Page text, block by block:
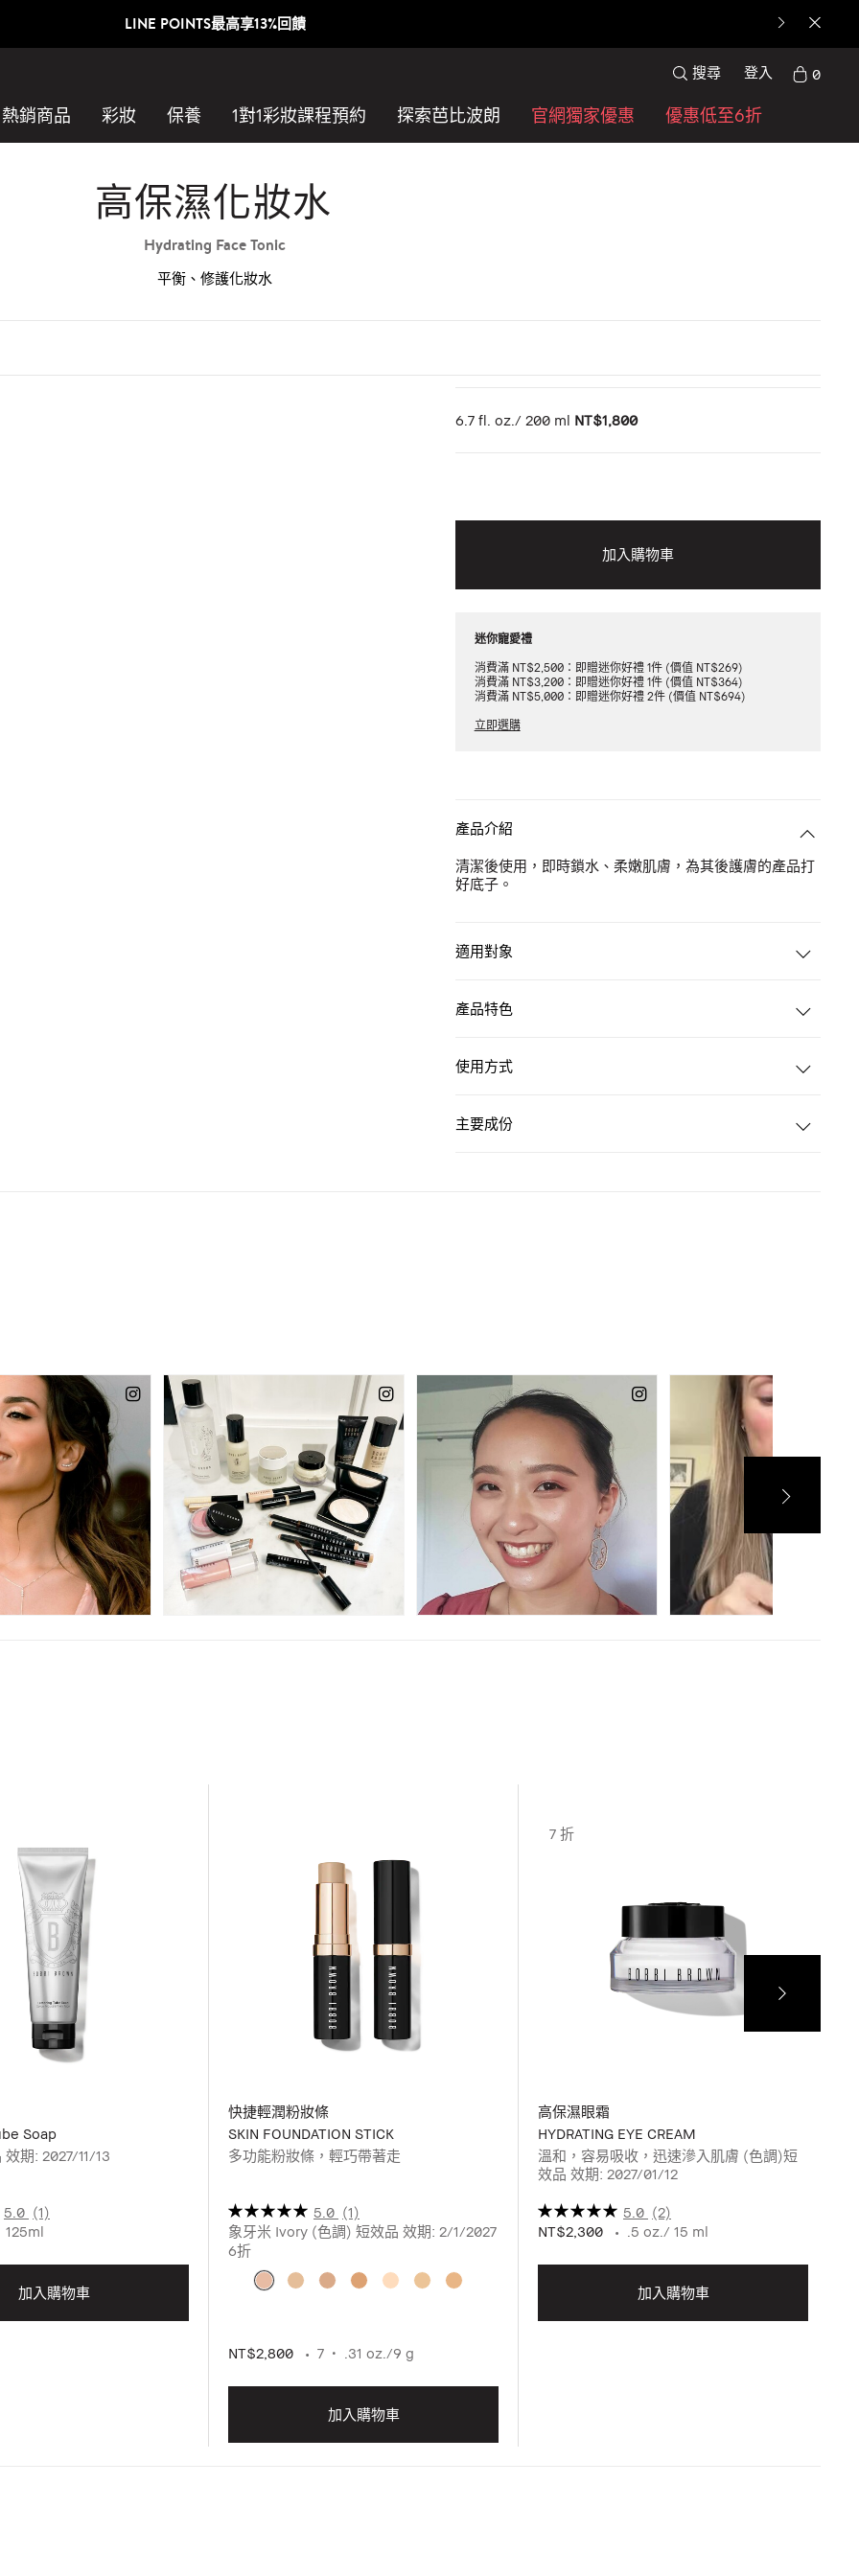
LINE POINTS最高享13%回饋
熱銷商品 彩妝 保養 1對1彩妝課程預約​ 探索芭比波朗 官網獨家優惠 優惠低至6折
搜尋 登入 0
高保濕化妝水
Hydrating Face Tonic
平衡、修護化妝水
6.7 fl. oz./ 200 ml NT$1,800
加入購物車
迷你寵愛禮
消費滿 NT$2,500：即贈迷你好禮 1件 (價值 NT$269)
消費滿 NT$3,200：即贈迷你好禮 1件 (價值 NT$364)
消費滿 NT$5,000：即贈迷你好禮 2件 (價值 NT$694)
立即選購
產品介紹
清潔後使用，即時鎖水、柔嫩肌膚，為其後護膚的產品打
好底子。
適用對象
產品特色
使用方式
主要成份
Soap
期: 2027/11/13
5.0 (1)
125ml
加入購物車
快捷輕潤粉妝條
SKIN FOUNDATION STICK
多功能粉妝條，輕巧帶著走
5.0 (1)
象牙米 Ivory (色調) 短效品 效期: 2/1/2027
6折
NT$2,800 7 .31 oz./9 g
加入購物車
7 折
高保濕眼霜
HYDRATING EYE CREAM
溫和，容易吸收，迅速滲入肌膚 (色調)短
效品 效期: 2027/01/12
5.0 (2)
NT$2,300
.5 oz./ 15 ml
加入購物車